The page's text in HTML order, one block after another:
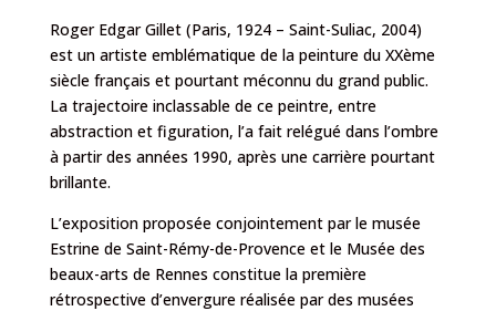
Roger Edgar Gillet (Paris, 1924 – Saint-Suliac, 2004)
est un artiste emblématique de la peinture du XXème
siècle français et pourtant méconnu du grand public.
La trajectoire inclassable de ce peintre, entre
abstraction et figuration, l’a fait relégué dans l’ombre
à partir des années 1990, après une carrière pourtant
brillante.
L’exposition proposée conjointement par le musée
Estrine de Saint-Rémy-de-Provence et le Musée des
beaux-arts de Rennes constitue la première
rétrospective d’envergure réalisée par des musées